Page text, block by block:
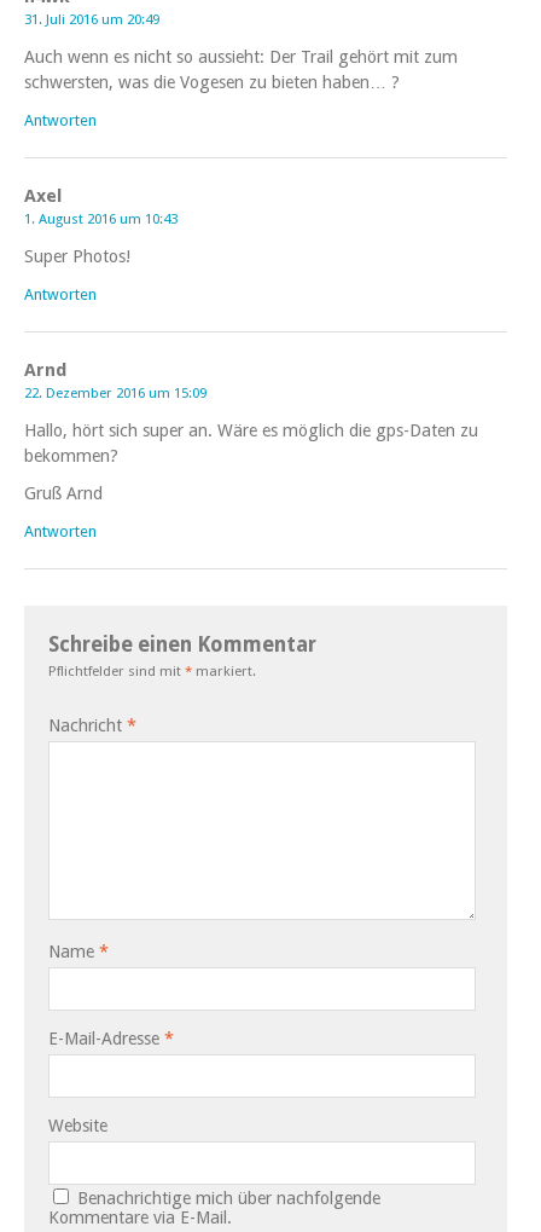
31. Juli 2016 um 20:49
Auch wenn es nicht so aussieht: Der Trail gehört mit zum
schwersten, was die Vogesen zu bieten haben… ?
Antworten
Axel
1. August 2016 um 10:43
Super Photos!
Antworten
Arnd
22. Dezember 2016 um 15:09
Hallo, hört sich super an. Wäre es möglich die gps-Daten zu
bekommen?
Gruß Arnd
Antworten
Schreibe einen Kommentar
Pflichtfelder sind mit * markiert.
Nachricht *
Name *
E-Mail-Adresse *
Website
Benachrichtige mich über nachfolgende
Kommentare via E-Mail.